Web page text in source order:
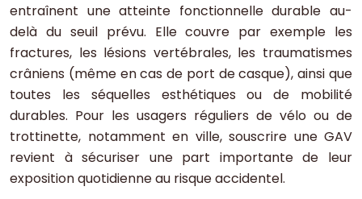
entraînent une atteinte fonctionnelle durable au-
delà du seuil prévu. Elle couvre par exemple les
fractures, les lésions vertébrales, les traumatismes
crâniens (même en cas de port de casque), ainsi que
toutes les séquelles esthétiques ou de mobilité
durables. Pour les usagers réguliers de vélo ou de
trottinette, notamment en ville, souscrire une GAV
revient à sécuriser une part importante de leur
exposition quotidienne au risque accidentel.